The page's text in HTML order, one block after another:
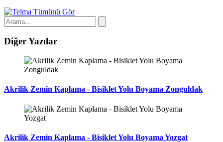
Tümünü Gör
Diğer Yazılar
Akrilik Zemin Kaplama - Bisiklet Yolu Boyama Zonguldak
Akrilik Zemin Kaplama - Bisiklet Yolu Boyama Yozgat